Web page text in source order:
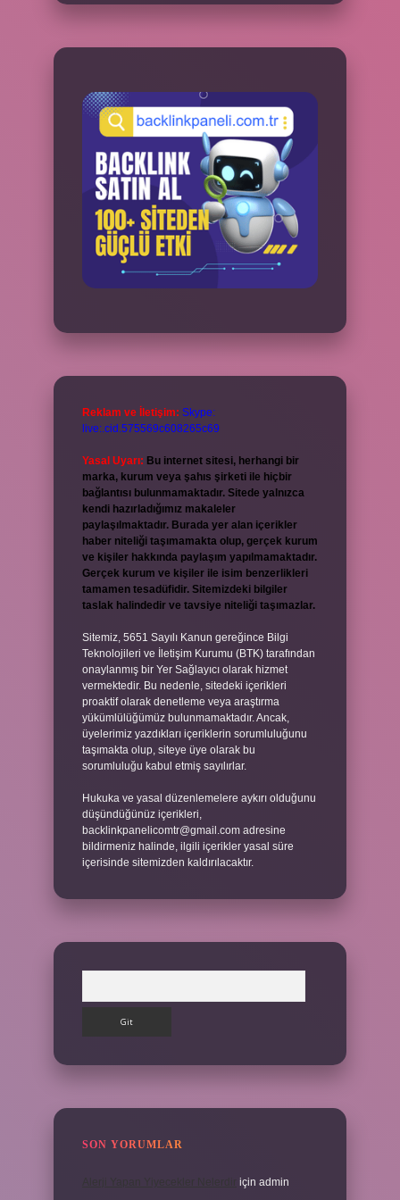
Reklam ve İletişim: Skype:
live:.cid.575569c608265c69
Yasal Uyarı: Bu internet sitesi, herhangi bir
marka, kurum veya şahıs şirketi ile hiçbir
bağlantısı bulunmamaktadır. Sitede yalnızca
kendi hazırladığımız makaleler
paylaşılmaktadır. Burada yer alan içerikler
haber niteliği taşımamakta olup, gerçek kurum
ve kişiler hakkında paylaşım yapılmamaktadır.
Gerçek kurum ve kişiler ile isim benzerlikleri
tamamen tesadüfidir. Sitemizdeki bilgiler
taslak halindedir ve tavsiye niteliği taşımazlar.
Sitemiz, 5651 Sayılı Kanun gereğince Bilgi
Teknolojileri ve İletişim Kurumu (BTK) tarafından
onaylanmış bir Yer Sağlayıcı olarak hizmet
vermektedir. Bu nedenle, sitedeki içerikleri
proaktif olarak denetleme veya araştırma
yükümlülüğümüz bulunmamaktadır. Ancak,
üyelerimiz yazdıkları içeriklerin sorumluluğunu
taşımakta olup, siteye üye olarak bu
sorumluluğu kabul etmiş sayılırlar.
Hukuka ve yasal düzenlemelere aykırı olduğunu
düşündüğünüz içerikleri,
backlinkpanelicomtr@gmail.com adresine
bildirmeniz halinde, ilgili içerikler yasal süre
içerisinde sitemizden kaldırılacaktır.
SON YORUMLAR
için admin